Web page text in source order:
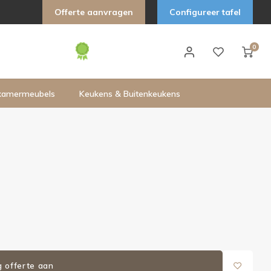
Offerte aanvragen Configureer tafel
0
Keukens & Buitenkeukens
offerte aan